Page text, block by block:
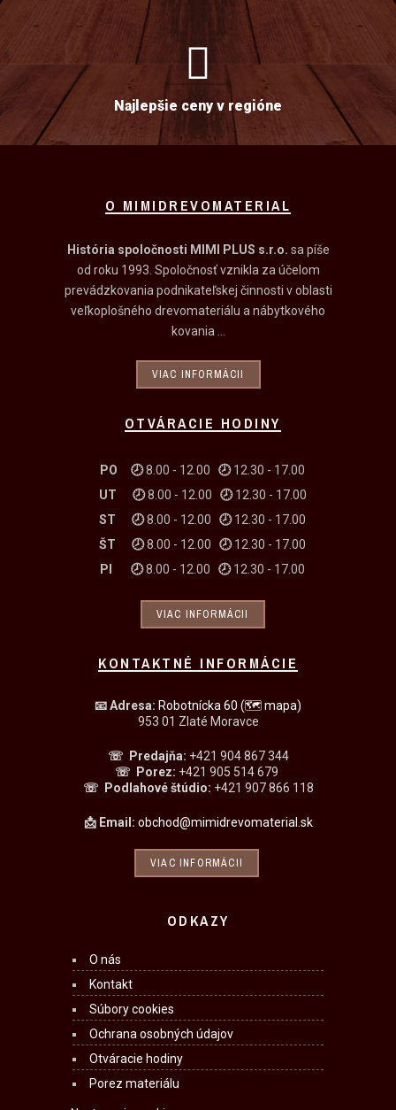
Najlepšie ceny v regióne
O MIMIDREVOMATERIAL
História spoločnosti MIMI PLUS s.r.o. sa píše
od roku 1993. Spoločnosť vznikla za účelom
prevádzkovania podnikateľskej činnosti v oblasti
veľkoplošného drevomateriálu a nábytkového
kovania ...
VIAC INFORMÁCII
OTVÁRACIE HODINY
PO 🕗8.00 - 12.00 🕗12.30 - 17.00
UT
🕗8.00 - 12.00 🕗12.30 - 17.00
ST 🕗8.00 - 12.00 🕗12.30 - 17.00
ŠT
🕗8.00 - 12.00 🕗12.30 - 17.00
PI
🕗8.00 - 12.00 🕗12.30 - 17.00
VIAC INFORMÁCII
KONTAKTNÉ INFORMÁCIE
📧Adresa: Robotnícka 60 (🗺 mapa)
953 01 Zlaté Moravce
☏ Predajňa: +421 904 867 344
☏ Porez: +421 905 514 679
☏ Podlahové štúdio: +421 907 866 118
📩 Email: obchod@mimidrevomaterial.sk
VIAC INFORMÁCII
ODKAZY
O nás
Kontakt
Súbory cookies
Ochrana osobných údajov
Otváracie hodiny
Porez materiálu